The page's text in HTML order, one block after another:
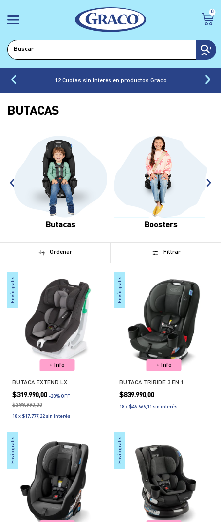
0
12 Cuotas sin interés en productos Graco
BUTACAS
Butacas Boosters
Ordenar Filtrar
Envío gratis
+ Info
BUTACA EXTEND LX
$319.990,00 -20% OFF
$399.990,00
18 x $17.777,22 sin interés
Envío gratis
+ Info
BUTACA TRIRIDE 3 EN 1
$839.990,00
18 x $46.666,11 sin interés
Envío gratis Envío gratis